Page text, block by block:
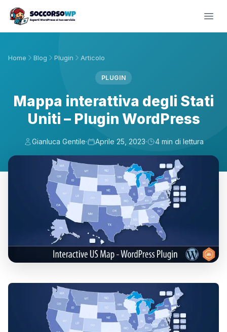
Home Blog Plugin Articolo
PLUGIN
Mappa interattiva degli Stati
Uniti – Plugin WordPress
Gianluca Gentile· Aprile 25, 2023· 4 min di lettura